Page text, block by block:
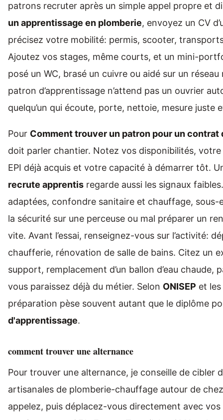
patrons recruter après un simple appel propre et
un apprentissage en plomberie, envoyez un CV
précisez votre mobilité: permis, scooter,
Ajoutez vos stages, même courts, et un mini-
posé un WC, brasé un cuivre ou aidé sur un
patron d’apprentissage n’attend pas un ouvrier
quelqu’un qui écoute, porte, nettoie, mesure juste
Pour Comment trouver un patron pour un contrat
doit parler chantier. Notez vos disponibilités,
EPI déjà acquis et votre capacité à démarrer tôt.
recrute apprentis regarde aussi les signaux
adaptées, confondre sanitaire et chauffage,
la sécurité sur une perceuse ou mal préparer un
vite. Avant l’essai, renseignez-vous sur l’activité:
chaufferie, rénovation de salle de bains. Citez un
support, remplacement d’un ballon d’eau chaude,
vous paraissez déjà du métier. Selon ONISEP et
préparation pèse souvent autant que le diplôme
d'apprentissage.
comment trouver une alternance
Pour trouver une alternance, je conseille de cibler
artisanales de plomberie-chauffage autour de
appelez, puis déplacez-vous directement avec